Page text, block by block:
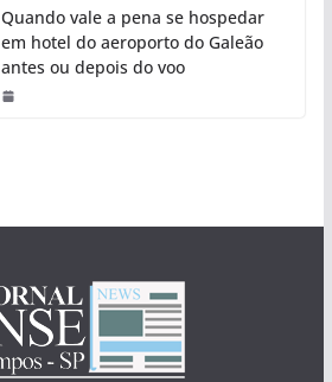
Quando vale a pena se hospedar
em hotel do aeroporto do Galeão
antes ou depois do voo